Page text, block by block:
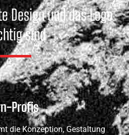
Design und das Logo
sind
Profis
die Konzeption, Gestaltung